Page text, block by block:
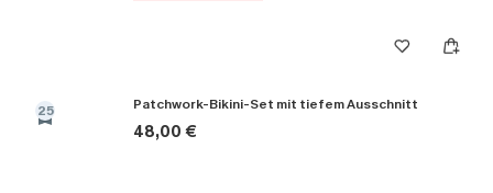
25 Patchwork-Bikini-Set mit tiefem Ausschnitt
48,00 €